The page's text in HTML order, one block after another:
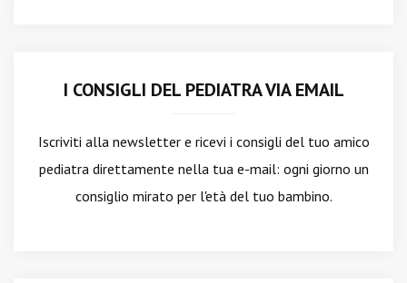
I CONSIGLI DEL PEDIATRA VIA EMAIL
Iscriviti alla newslettere ricevi i consigli del tuo amico
pediatra direttamente nella tua e-mail: ogni giorno un
consiglio mirato per l'età del tuo bambino.